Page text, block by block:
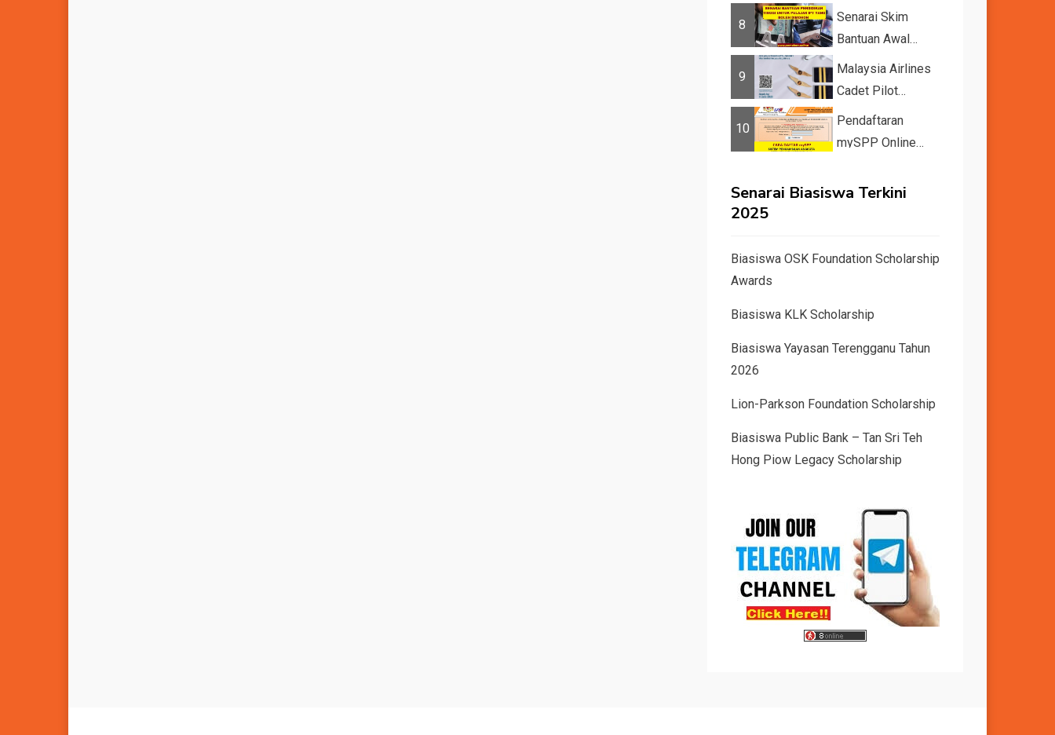
UPUOnline Sesi
2026/2027
8
Senarai Skim
Bantuan Awal
Pelajar IPT 2026
9
Malaysia Airlines
Cadet Pilot
Recruitment
10
Pendaftaran
mySPP Online
Pengambilan Khas
Senarai Biasiswa Terkini
2025
Biasiswa OSK Foundation Scholarship
Awards
Biasiswa KLK Scholarship
Biasiswa Yayasan Terengganu Tahun
2026
Lion-Parkson Foundation Scholarship
Biasiswa Public Bank – Tan Sri Teh
Hong Piow Legacy Scholarship